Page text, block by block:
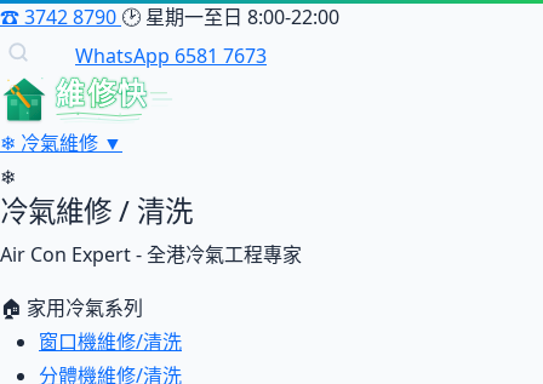
☎3742 8790 🕑 星期一至日 8:00-22:00
WhatsApp 6581 7673
維修快
❄ 冷氣維修 ▼
❄
冷氣維修 / 清洗
Air Con Expert - 全港冷氣工程專家
🏠 家用冷氣系列
窗口機維修/清洗
分體機維修/清洗